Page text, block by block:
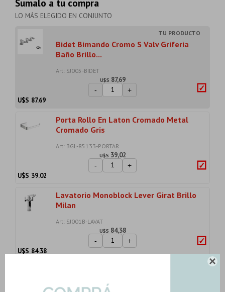

Sumalo a tu compra
LO MÁS ELEGIDO EN CONJUNTO
Bidet Bimando Cromo S Valv Griferia
Baño Brillo...
Art: SJ005-BIDET
U$S 87,69
- +
U$S 87.69
Porta Rollo En Laton Cromado Metal
Cromado Gris
Art: BGL-85133-PORTAR
U$S 39,02
- +
U$S 39.02
Lavatorio Monoblock Lever Girat Brillo
Milan
Art: SJ001B-LAVAT
U$S 84,38
- +
U$S 84.38